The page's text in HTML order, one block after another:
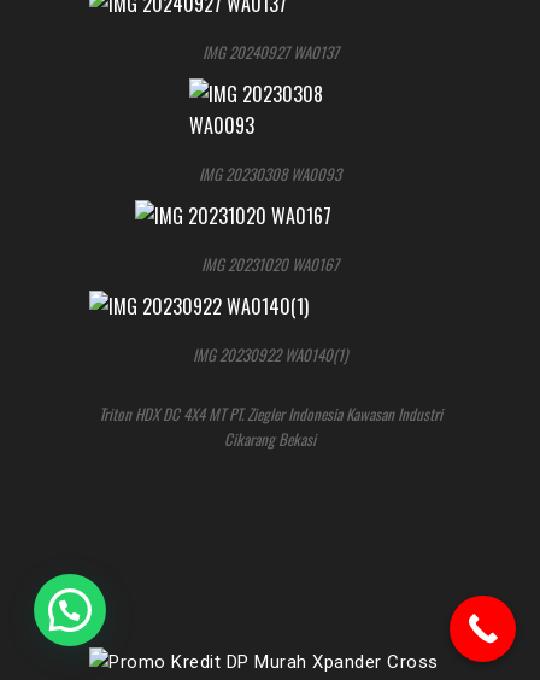
IMG 20240927 WA0137
IMG 20230308 WA0093
IMG 20231020 WA0167
IMG 20230922 WA0140(1)
Triton HDX DC 4X4 MT PT. Ziegler Indonesia Kawasan Industri
Cikarang Bekasi